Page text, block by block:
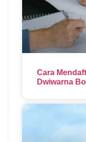
Cara
Dwiwarna